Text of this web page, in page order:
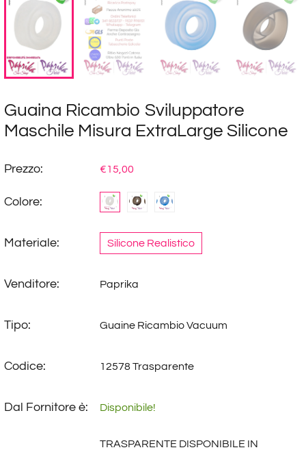
Guaina Ricambio Sviluppatore
Maschile Misura ExtraLarge Silicone
Prezzo: €15,00
Colore:
Materiale: Silicone Realistico
Venditore: Paprika
Tipo: Guaine Ricambio Vacuum
Codice: 12578 Trasparente
Dal Fornitore è: Disponibile!
TRASPARENTE DISPONIBILE IN